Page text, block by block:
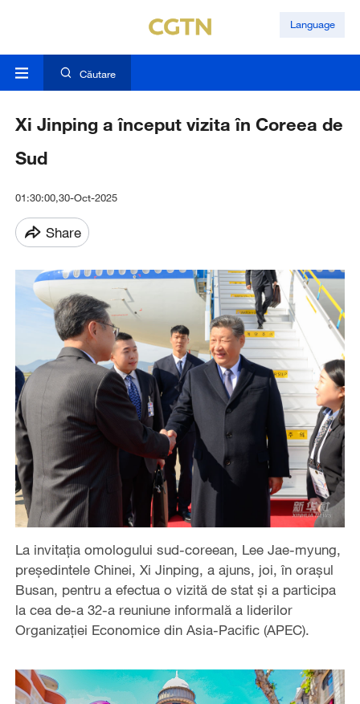
Language
Căutare
Xi Jinping a început vizita în Coreea de
Sud
01:30:00,30-Oct-2025
Share
La invitația omologului sud-coreean, Lee Jae-myung,
președintele Chinei, Xi Jinping, a ajuns, joi, în orașul
Busan, pentru a efectua o vizită de stat și a participa
la cea de-a 32-a reuniune informală a liderilor
Organizației Economice din Asia-Pacific (APEC).